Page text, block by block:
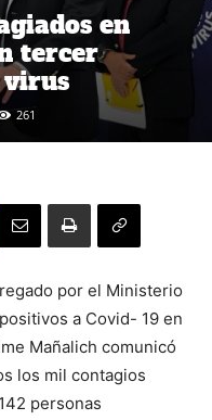
en
tercer
virus
261
por el Ministerio
a Covid- 19 en
Mañalich comunicó
los mil contagios
personas